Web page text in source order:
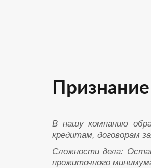
В нашу компанию
кредитам, договорам
Сложности дела:
прожиточного